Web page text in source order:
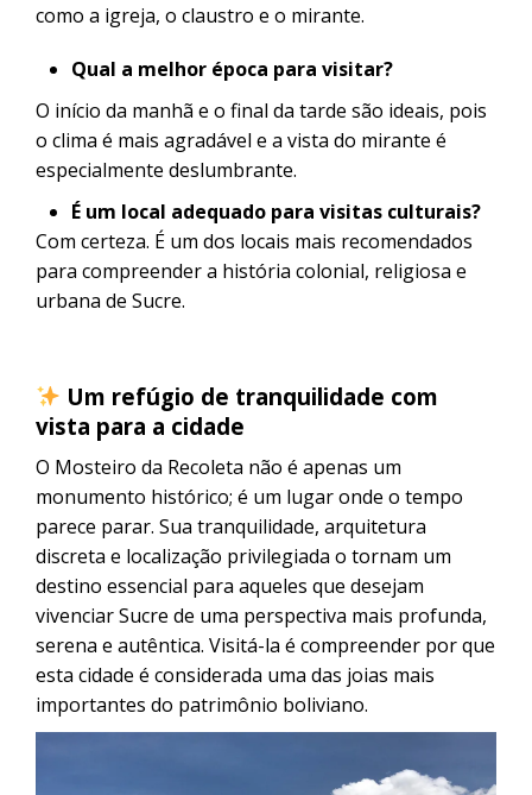
como a igreja, o claustro e o mirante.
Qual a melhor época para visitar?
O início da manhã e o final da tarde são ideais, pois
o clima é mais agradável e a vista do mirante é
especialmente deslumbrante.
É um local adequado para visitas culturais?
Com certeza. É um dos locais mais recomendados
para compreender a história colonial, religiosa e
urbana de Sucre.
Um refúgio de tranquilidade com
vista para a cidade
O Mosteiro da Recoleta não é apenas um
monumento histórico; é um lugar onde o tempo
parece parar. Sua tranquilidade, arquitetura
discreta e localização privilegiada o tornam um
destino essencial para aqueles que desejam
vivenciar Sucre de uma perspectiva mais profunda,
serena e autêntica. Visitá-la é compreender por que
esta cidade é considerada uma das joias mais
importantes do patrimônio boliviano.